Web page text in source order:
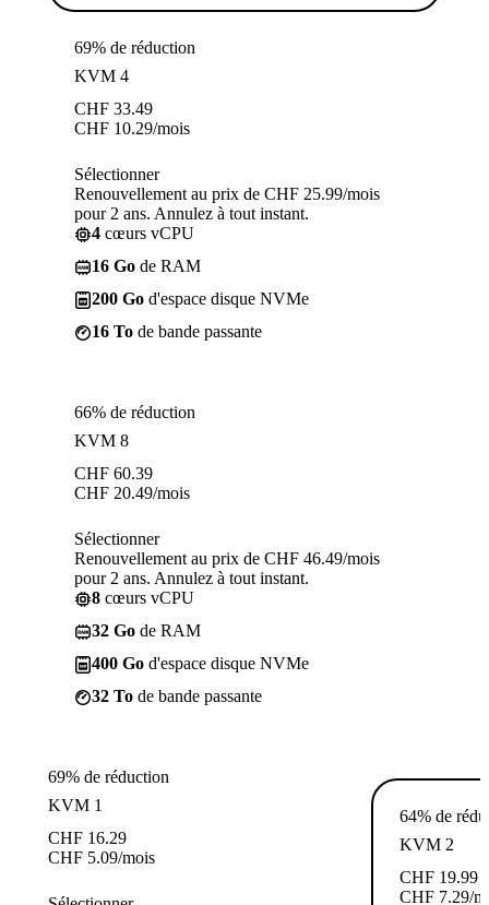
69% de réduction
KVM 4
CHF 33.49
CHF 10.29/mois
Sélectionner
Renouvellement au prix de CHF 25.99/mois
pour 2 ans. Annulez à tout instant.
4 cœurs vCPU
16 Go de RAM
200 Go d'espace disque NVMe
16 To de bande passante
66% de réduction
KVM 8
CHF 60.39
CHF 20.49/mois
Sélectionner
Renouvellement au prix de CHF 46.49/mois
pour 2 ans. Annulez à tout instant.
8 cœurs vCPU
32 Go de RAM
400 Go d'espace disque NVMe
32 To de bande passante
69% de réduction
KVM 1
CHF 16.29
CHF 5.09/mois
64% de
KVM 2
CHF 19.99
CHF 7.29/